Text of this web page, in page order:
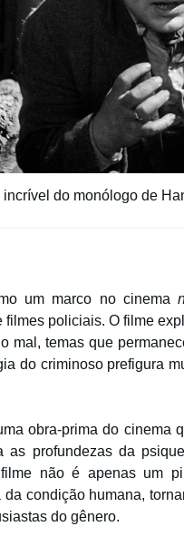
incrível do monólogo de
um marco no cinema
policiais. O filme
mal, temas que
do criminoso prefigura
obra-prima do cinema
as profundezas da
não é apenas um
condição humana,
do gênero.